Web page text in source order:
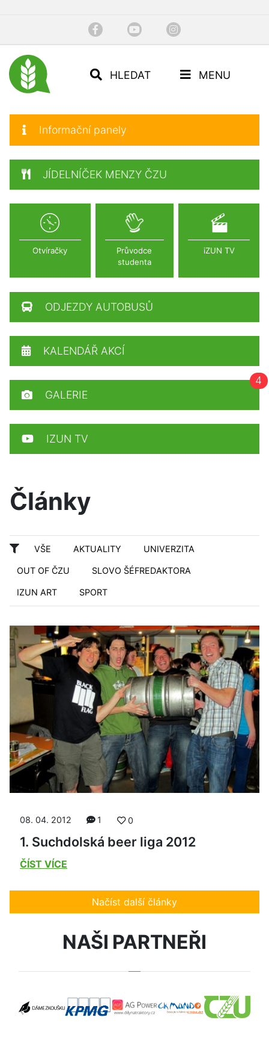
HLEDAT MENU
Články
VŠE AKTUALITY UNIVERZITA
OUT OF ČZU SLOVO ŠÉFREDAKTORA
IZUN ART SPORT
08. 04. 2012 1 0
1. Suchdolská beer liga 2012
ČÍST VÍCE
Načíst další články
Informační panely
JÍDELNÍČEK MENZY ČZU
Otvíračky
Průvodce
studenta
iZUN TV
ODJEZDY AUTOBUSŮ
KALENDÁŘ AKCÍ
GALERIE
4
IZUN TV
NAŠI PARTNEŘI